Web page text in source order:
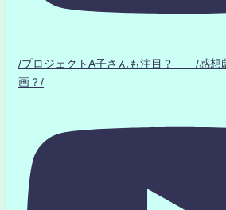
/プロジェクトA子さんも注目？ /感想
画？/